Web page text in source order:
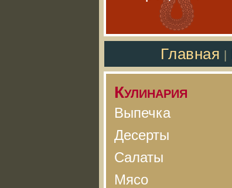
Главная
Кулинария
Выпечка
Десерты
Салаты
Мясо